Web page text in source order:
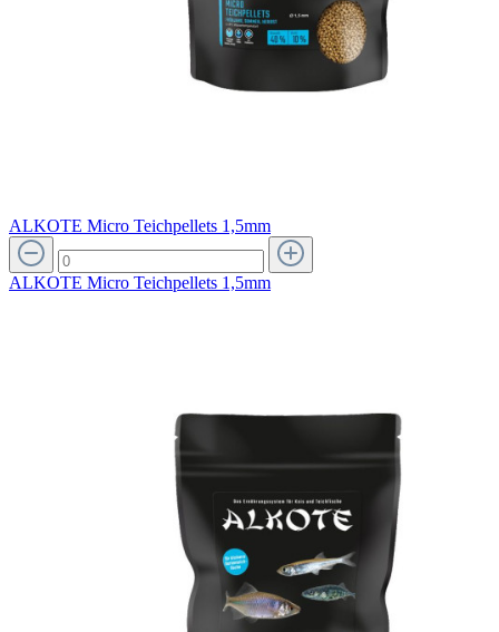
ALKOTE Micro Teichpellets 1,5mm
ALKOTE Micro Teichpellets 1,5mm